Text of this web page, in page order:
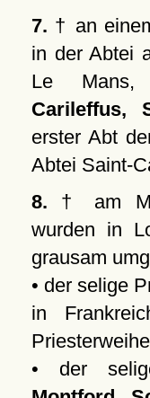
7. † an
in der Abtei
Le Mans,
Carileffus,
erster Abt
Abtei Saint-
8. † am
wurden in
grausam
• der selige
in
• der